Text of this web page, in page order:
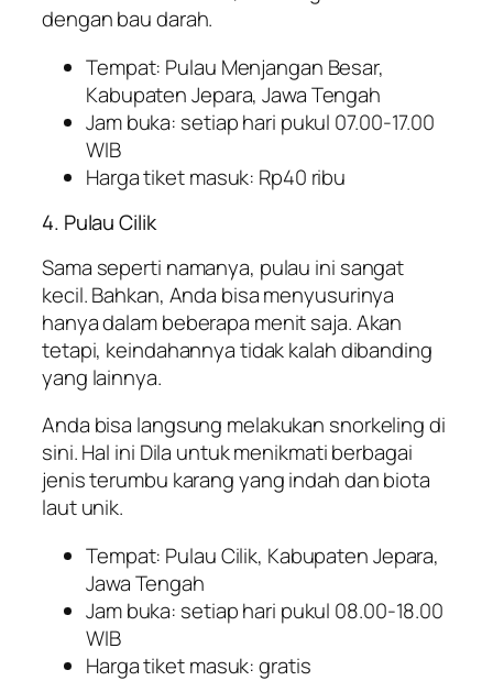
dengan bau darah.
Tempat: Pulau Menjangan Besar,
Kabupaten Jepara, Jawa Tengah
Jam buka: setiap hari pukul 07.00-17.00
WIB
Harga tiket masuk: Rp40 ribu
4. Pulau Cilik
Sama seperti namanya, pulau ini sangat
kecil. Bahkan, Anda bisa menyusurinya
hanya dalam beberapa menit saja. Akan
tetapi, keindahannya tidak kalah dibanding
yang lainnya.
Anda bisa langsung melakukan snorkeling di
sini. Hal ini Dila untuk menikmati berbagai
jenis terumbu karang yang indah dan biota
laut unik.
Tempat: Pulau Cilik, Kabupaten Jepara,
Jawa Tengah
Jam buka: setiap hari pukul 08.00-18.00
WIB
Harga tiket masuk: gratis